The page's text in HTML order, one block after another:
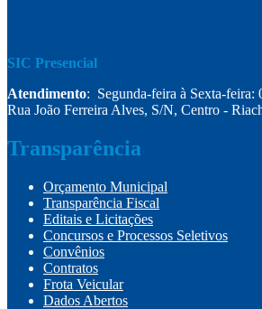
SIC Presencial
Atendimento: Segunda-feira à Sexta-feira:
Rua João Ferreira Alves, S/N, Centro -
Transparência
Orçamento Municipal
Transparência Fiscal
Editais e Licitações
Concursos e Processos Seletivos
Convênios
Contratos
Frota Veicular
Dados Abertos